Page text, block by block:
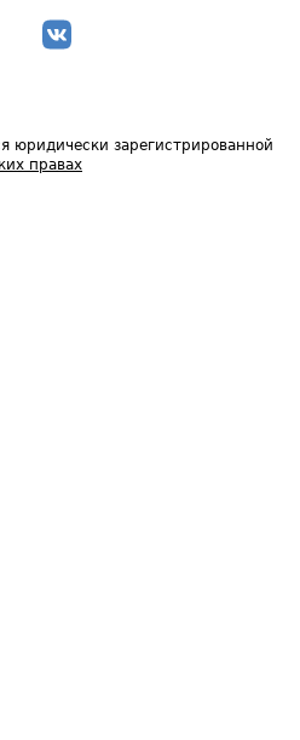
юридически зарегистрированной
правах